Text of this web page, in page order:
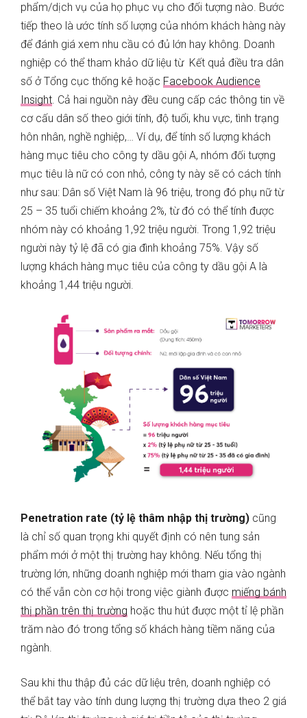
phẩm/dịch vụ của họ phục vụ cho đối tượng nào. Bước
tiếp theo là ước tính số lượng của nhóm khách hàng này
để đánh giá xem nhu cầu có đủ lớn hay không. Doanh
nghiệp có thể tham khảo dữ liệu từ Kết quả điều tra dân
số ở Tổng cục thống kê hoặc Facebook Audience
Insight. Cả hai nguồn này đều cung cấp các thông tin về
cơ cấu dân số theo giới tính, độ tuổi, khu vực, tình trạng
hôn nhân, nghề nghiệp,… Ví dụ, để tính số lượng khách
hàng mục tiêu cho công ty dầu gội A, nhóm đối tượng
mục tiêu là nữ có con nhỏ, công ty này sẽ có cách tính
như sau: Dân số Việt Nam là 96 triệu, trong đó phụ nữ từ
25 – 35 tuổi chiếm khoảng 2%, từ đó có thể tính được
nhóm này có khoảng 1,92 triệu người. Trong 1,92 triệu
người này tỷ lệ đã có gia đình khoảng 75%. Vậy số
lượng khách hàng mục tiêu của công ty dầu gội A là
khoảng 1,44 triệu người.
Penetration rate (tỷ lệ thâm nhập thị trường) cũng
là chỉ số quan trọng khi quyết định có nên tung sản
phẩm mới ở một thị trường hay không. Nếu tổng thị
trường lớn, những doanh nghiệp mới tham gia vào ngành
có thể vẫn còn cơ hội trong việc giành được miếng bánh
thị phần trên thị trường hoặc thu hút được một tỉ lệ phần
trăm nào đó trong tổng số khách hàng tiềm năng của
ngành.
Sau khi thu thập đủ các dữ liệu trên, doanh nghiệp có
thể bắt tay vào tính dung lượng thị trường dựa theo 2 giá